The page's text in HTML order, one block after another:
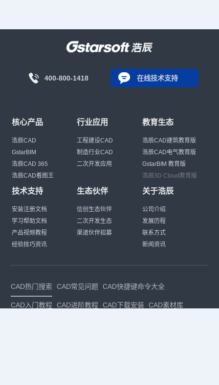
400-800-1418 在线技术支持
核心产品
浩辰CAD
GstarBIM
浩辰CAD 365
浩辰CAD看图王
行业应用
工程建设CAD
制造行业CAD
二次开发应用
教育生态
浩辰CAD建筑教育版
浩辰CAD电气教育版
GstarBIM 教育版
浩辰3D Cloud教育版
技术支持
安装注册文档
学习帮助文档
产品视频教程
经验技巧资讯
生态伙伴
信创生态伙伴
二次开发生态
渠道伙伴招募
关于浩辰
公司介绍
发展历程
联系方式
新闻资讯
CAD热门搜索 CAD常见问题 CAD快捷键命令大全
CAD入门教程 CAD进阶教程 CAD下载安装 CAD素材库